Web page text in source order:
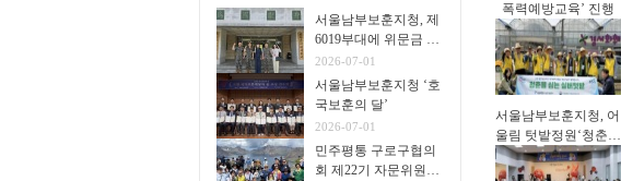
서울남부보훈지청, 제
6019부대에 위문금 전
달
2026-07-01
서울남부보훈지청 ‘호
국보훈의 달’
2026-07-01
민주평통 구로구협의
회 제22기 자문위원
폭력예방교육’ 진행
서울남부보훈지청, 어
울림 텃밭정원‘청춘을
심는 실버 텃밭’진행